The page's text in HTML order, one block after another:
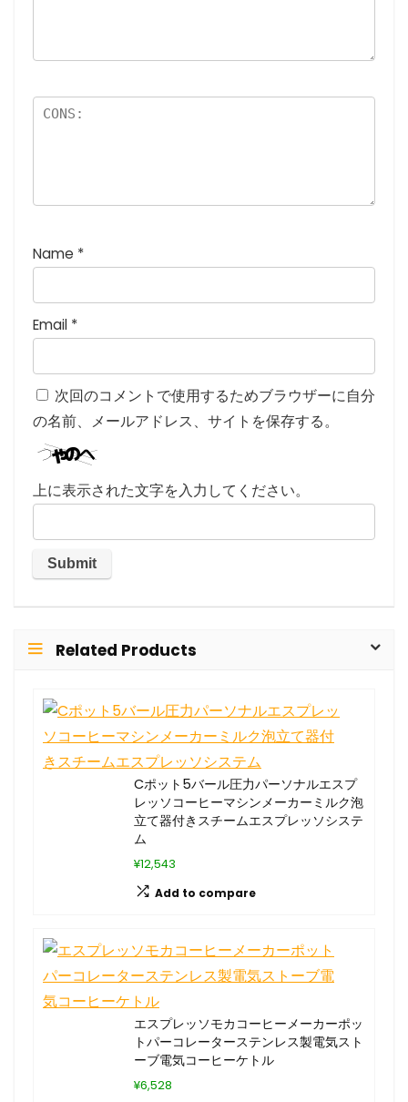
Name *
Email *
次回のコメントで使用するためブラウザーに自分
の名前、メールアドレス、サイトを保存する。
上に表示された文字を入力してください。
Related Products
Cポット5バール圧力パーソナルエスプ
レッソコーヒーマシンメーカーミルク泡
立て器付きスチームエスプレッソシステ
ム
¥12,543
Add to compare
エスプレッソモカコーヒーメーカーポッ
トパーコレーターステンレス製電気スト
ーブ電気コーヒーケトル
¥6,528